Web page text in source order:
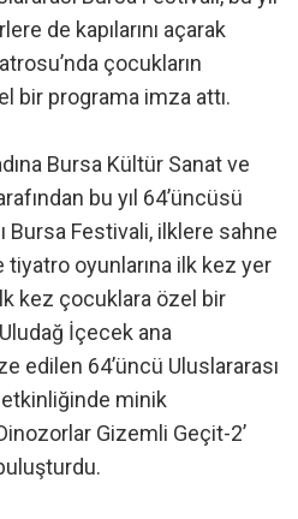
de kapılarını açarak
çocukların
bir programa imza attı.
Bursa Kültür Sanat ve
bu yıl 64’üncüsü
Bursa Festivali, ilklere sahne
oyunlarına ilk kez yer
kez çocuklara özel bir
İçecek ana
edilen 64’üncü Uluslararası
minik
Gizemli Geçit-2’